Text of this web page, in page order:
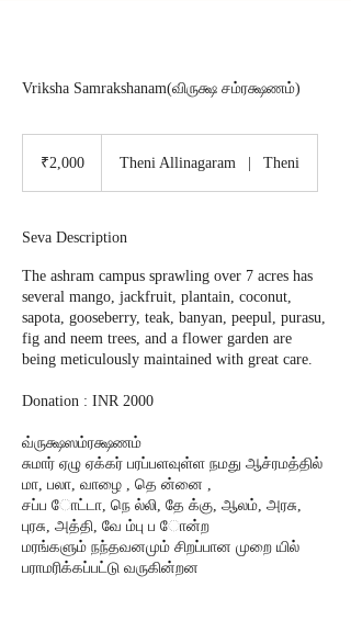
Vriksha Samrakshanam(விருக்ஷ சம்ரக்ஷணம்)
rupees₹2,000 Theni Allinagaram Theni
Seva Description
The ashram campus sprawling over 7 acres has
several mango, jackfruit, plantain, coconut,
sapota, gooseberry, teak, banyan, peepul, purasu,
fig and neem trees, and a flower garden are
being meticulously maintained with great care.
Donation : INR 2000
வ்ருக்ஷஸம்ரக்ஷணம்
சுமார் ஏழு ஏக்கர் பரப்பளவுள்ள நமது ஆச்ரமத்தில்
மா, பலா, வாழை , தெ ன்னை ,
சப்ப ோட்டா, நெ ல்லி, தே க்கு, ஆலம், அரசு,
புரசு, அத்தி, வே ம்பு ப ோன்ற
மரங்களும் நந்தவனமும் சிறப்பான முறை யில்
பராமரிக்கப்பட்டு வருகின்றன